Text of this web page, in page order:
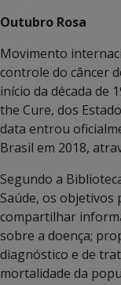
Outubro Rosa
Movimento
controle do câncer
início da década de
the Cure, dos
data entrou
Brasil em 2018,
Segundo a
Saúde, os objetivos
compartilhar
sobre a doença;
diagnóstico e de
mortalidade da